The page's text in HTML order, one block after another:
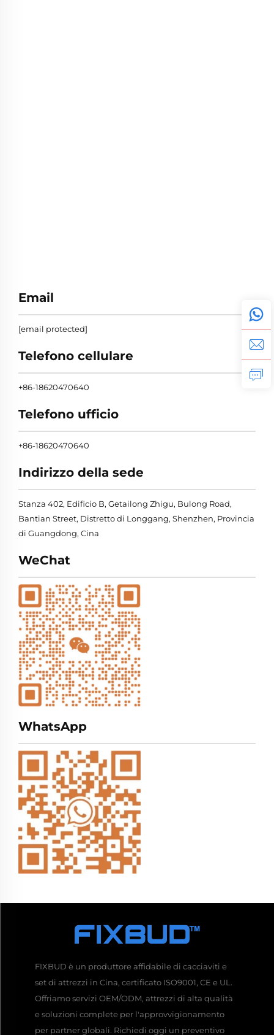
Email
[email protected]
Telefono cellulare
+86-18620470640
Telefono ufficio
+86-18620470640
Indirizzo della sede
Stanza 402, Edificio B, Getailong Zhigu, Bulong Road,
Bantian Street, Distretto di Longgang, Shenzhen, Provincia
di Guangdong, Cina
WeChat
WhatsApp
FIXBUD è un produttore affidabile di cacciaviti e
set di attrezzi in Cina, certificato ISO9001, CE e UL.
Offriamo servizi OEM/ODM, attrezzi di alta qualità
e soluzioni complete per l'approvvigionamento
per partner globali. Richiedi oggi un preventivo